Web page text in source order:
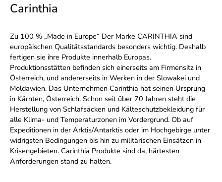
Carinthia
Zu 100 % „Made in Europe“ Der Marke CARINTHIA sind
europäischen Qualitätsstandards besonders wichtig. Deshalb
fertigen sie ihre Produkte innerhalb Europas.
Produktionsstätten befinden sich einerseits am Firmensitz in
Österreich, und andererseits in Werken in der Slowakei und
Moldawien. Das Unternehmen Carinthia hat seinen Ursprung
in Kärnten, Österreich. Schon seit über 70 Jahren steht die
Herstellung von Schlafsäcken und Kälteschutzbekleidung für
alle Klima- und Temperaturzonen im Vordergrund. Ob auf
Expeditionen in der Arktis/Antarktis oder im Hochgebirge unter
widrigsten Bedingungen bis hin zu militärischen Einsätzen in
Krisengebieten. Carinthia Produkte sind da, härtesten
Anforderungen stand zu halten.